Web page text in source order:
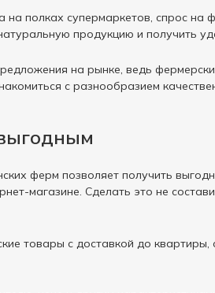
полках супермаркетов, спрос на
продукцию и получить
на рынке, ведь
с разнообразием
ферм позволяет получить
магазине. Сделать это не
товары с доставкой до